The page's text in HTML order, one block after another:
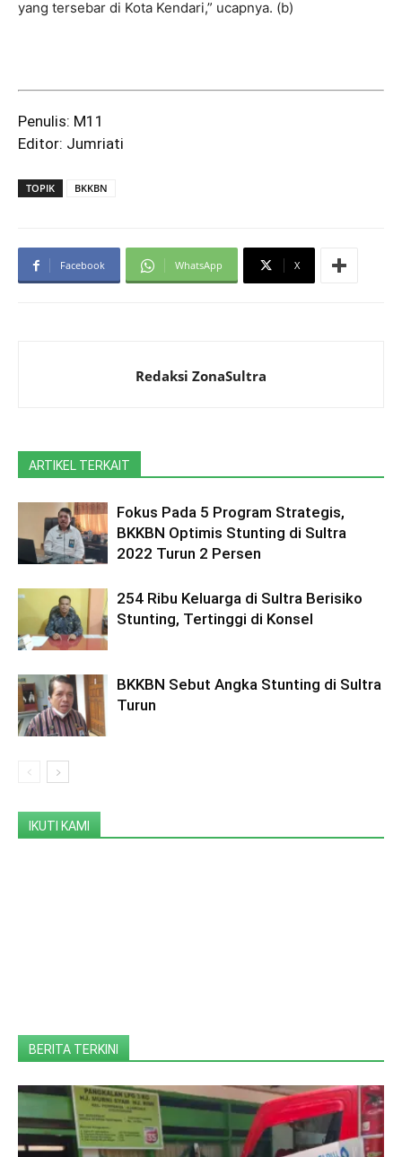
yang tersebar di Kota Kendari,” ucapnya. (b)
Penulis: M11
Editor: Jumriati
TOPIK BKKBN
Facebook WhatsApp X
Redaksi ZonaSultra
ARTIKEL TERKAIT
Fokus Pada 5 Program Strategis,
BKKBN Optimis Stunting di Sultra
2022 Turun 2 Persen
254 Ribu Keluarga di Sultra Berisiko
Stunting, Tertinggi di Konsel
BKKBN Sebut Angka Stunting di Sultra
Turun
IKUTI KAMI
BERITA TERKINI